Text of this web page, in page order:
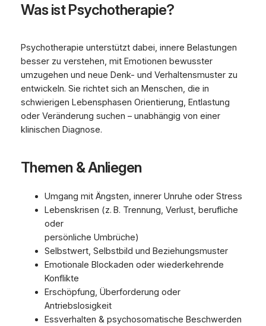
Was ist Psychotherapie?
Psychotherapie unterstützt dabei, innere Belastungen
besser zu verstehen, mit Emotionen bewusster
umzugehen und neue Denk- und Verhaltensmuster zu
entwickeln. Sie richtet sich an Menschen, die in
schwierigen Lebensphasen Orientierung, Entlastung
oder Veränderung suchen – unabhängig von einer
klinischen Diagnose.
Themen & Anliegen
Umgang mit Ängsten, innerer Unruhe oder Stress
Lebenskrisen (z. B. Trennung, Verlust, berufliche
oder
persönliche Umbrüche)
Selbstwert, Selbstbild und Beziehungsmuster
Emotionale Blockaden oder wiederkehrende
Konflikte
Erschöpfung, Überforderung oder
Antriebslosigkeit
Essverhalten & psychosomatische Beschwerden